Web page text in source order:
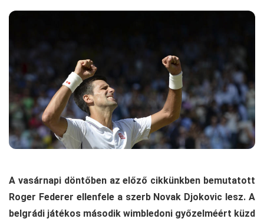
A vasárnapi döntőben az előző cikkünkben bemutatott
Roger Federer ellenfele a szerb Novak Djokovic lesz. A
belgrádi játékos második wimbledoni győzelméért küzd